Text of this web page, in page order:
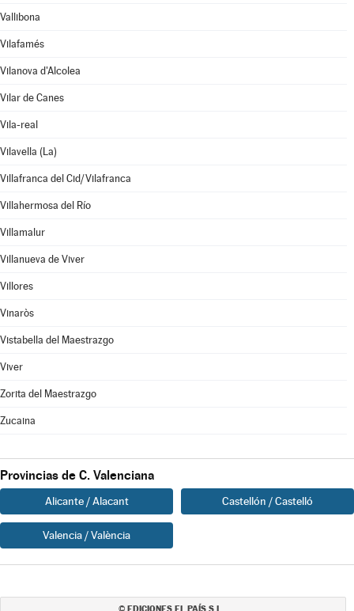
Vallibona
Vilafamés
Vilanova d'Alcolea
Vilar de Canes
Vila-real
Vilavella (La)
Villafranca del Cid/Vilafranca
Villahermosa del Río
Villamalur
Villanueva de Viver
Villores
Vinaròs
Vistabella del Maestrazgo
Viver
Zorita del Maestrazgo
Zucaina
Provincias de C. Valenciana
Alicante / Alacant Castellón / Castelló
Valencia / València
EDICIONES EL PAÍS S.L.